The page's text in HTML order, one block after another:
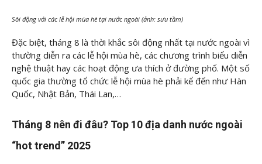
Sôi động với các lễ hội mùa hè tại nước ngoài (ảnh: sưu tầm)
Đặc biệt, tháng 8 là thời khắc sôi động nhất tại nước ngoài vì
thường diễn ra các lễ hội mùa hè, các chương trình biểu diễn
nghệ thuật hay các hoạt động ưa thích ở đường phố. Một số
quốc gia thường tổ chức lễ hội mùa hè phải kể đến như Hàn
Quốc, Nhật Bản, Thái Lan,…
Tháng 8 nên đi đâu? Top 10 địa danh nước ngoài
“hot trend” 2025